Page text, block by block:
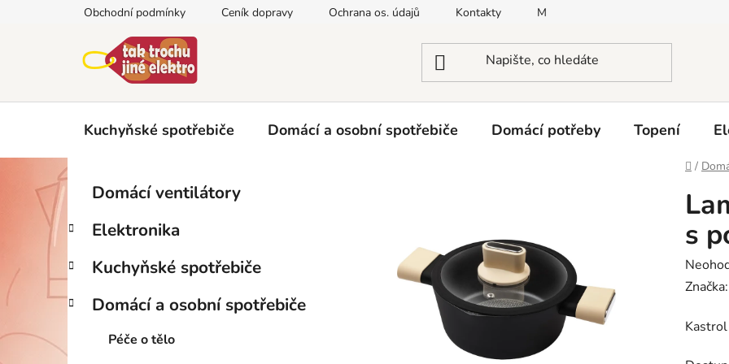
Obchodní podmínky Ceník dopravy Ochrana os. údajů Kontakty Moje objednávka
Kuchyňské spotřebiče Domácí a osobní spotřebiče Domácí potřeby Topení
Domů
/
P
s
r
a
n
í
Přeskočit
kategorie
K
e
o
i
Domácí ventilátory
Elektronika
Kuchyňské spotřebiče
Domácí a osobní spotřebiče
Péče o tělo
s
je